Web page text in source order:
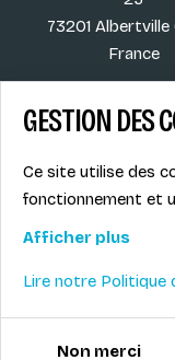
73201 Albertville
France
Les plus
Offres
Le syndicat
© ESI / École
GESTION DES
Ce site utilise des
fonctionnement et
Afficher plus
Lire notre Politique
Non merci